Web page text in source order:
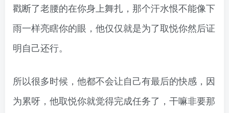
戳断了老腰的在你身上舞扎，那个汗水恨不能像下
雨一样亮瞎你的眼，他仅仅就是为了取悦你然后证
明自己还行。
所以很多时候，他都不会让自己有最后的快感，因
为累呀，他取悦你就觉得完成任务了，干嘛非要那